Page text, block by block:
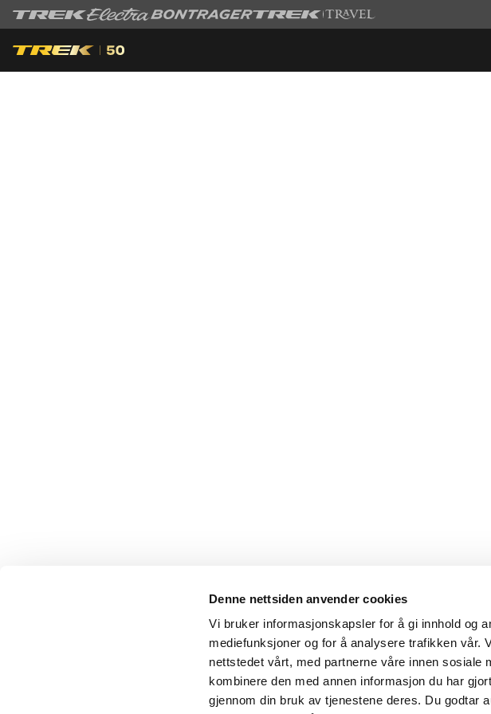
Denne nettsiden anvender cookies
Vi bruker informasjonskapsler for å gi innhold og
mediefunksjoner og for å analysere trafikken vår.
nettstedet vårt, med partnerne våre innen sosiale
kombinere den med annen informasjon du har
gjennom din bruk av tjenestene deres. Du godtar